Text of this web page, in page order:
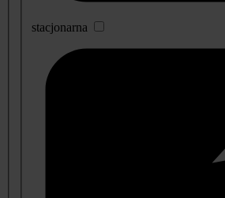
stacjonarna